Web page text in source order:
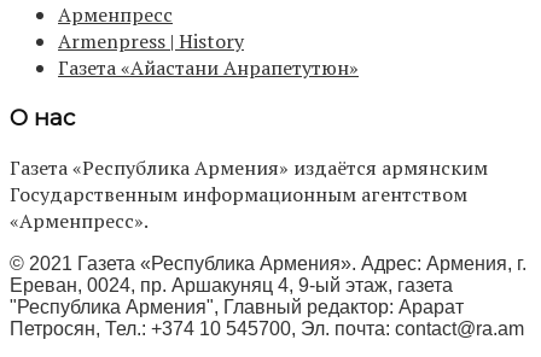
Арменпресс
Armenpress | History
Газета «Айастани Анрапетутюн»
О нас
Газета «Республика Армения» издаётся армянским
Государственным информационным агентством
«Арменпресс».
© 2021 Газета «Республика Армения». Адрес: Армения, г.
Ереван, 0024, пр. Аршакуняц 4, 9-ый этаж, газета
"Республика Армения", Главный редактор: Арарат
Петросян, Тел.: +374 10 545700, Эл. почта: contact@ra.am